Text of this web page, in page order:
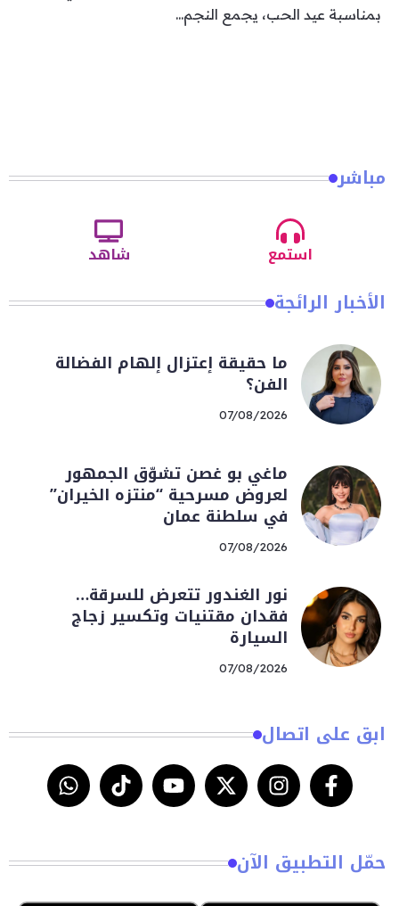
بمناسبة عيد الحب، يجمع النجم...
مباشر
استمع شاهد
الأخبار الرائجة
ما حقيقة إعتزال إلهام الفضالة
الفن؟
07/08/2026
ماغي بو غصن تشوّق الجمهور
لعروض مسرحية “منتزه الخيران”
في سلطنة عمان
07/08/2026
نور الغندور تتعرض للسرقة…
فقدان مقتنيات وتكسير زجاج
السيارة
07/08/2026
ابق على اتصال
حمّل التطبيق الآن